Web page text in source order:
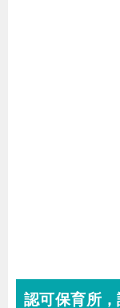
認可保育所